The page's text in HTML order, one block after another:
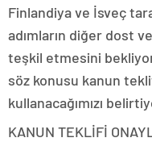
Finlandiya ve İsveç
adımların diğer dost
teşkil etmesini
söz konusu kanun
kullanacağımızı
KANUN TEKLİFİ